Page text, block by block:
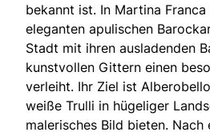
bekannt ist. In Martina
eleganten apulischen
Stadt mit ihren ausladenden
kunstvollen Gittern einen
verleiht. Ihr Ziel ist
weiße Trulli in hügeliger
malerisches Bild bieten.